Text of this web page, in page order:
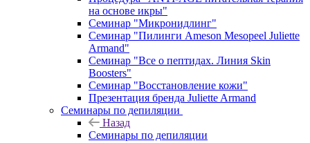
на основе икры"
Семинар "Микронидлинг"
Семинар "Пилинги Ameson Mesopeel Juliette
Armand"
Семинар "Все о пептидах. Линия Skin
Boosters"
Семинар "Восстановление кожи"
Презентация бренда Juliette Armand
Семинары по депиляции
Назад
Семинары по депиляции